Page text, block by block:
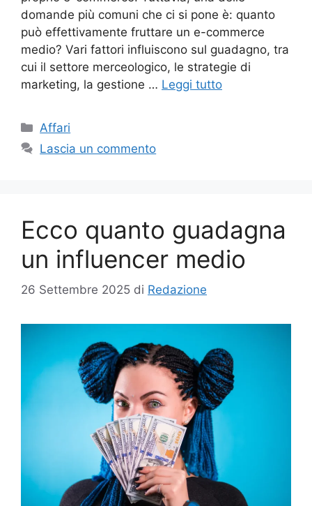
domande più comuni che ci si pone è: quanto
può effettivamente fruttare un e-commerce
medio? Vari fattori influiscono sul guadagno, tra
cui il settore merceologico, le strategie di
marketing, la gestione … Leggi tutto
Categorie
Affari
Lascia un commento
Ecco quanto guadagna
un influencer medio
26 Settembre 2025 di Redazione